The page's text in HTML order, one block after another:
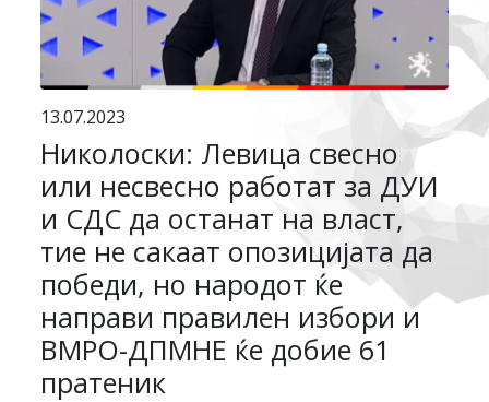
13.07.2023
Николоски: Левица свесно
или несвесно работат за ДУИ
и СДС да останат на власт,
тие не сакаат опозицијата да
победи, но народот ќе
направи правилен избори и
ВМРО-ДПМНЕ ќе добие 61
пратеник